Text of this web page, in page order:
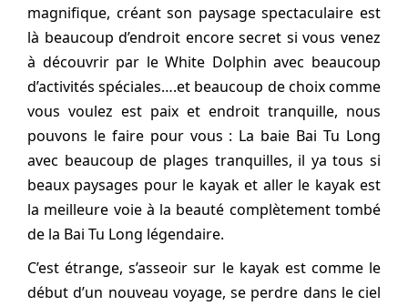
magnifique, créant son paysage spectaculaire est
là beaucoup d’endroit encore secret si vous venez
à découvrir par le White Dolphin avec beaucoup
d’activités spéciales….et beaucoup de choix comme
vous voulez est paix et endroit tranquille, nous
pouvons le faire pour vous : La baie Bai Tu Long
avec beaucoup de plages tranquilles, il ya tous si
beaux paysages pour le kayak et aller le kayak est
la meilleure voie à la beauté complètement tombé
de la Bai Tu Long légendaire.
C’est étrange, s’asseoir sur le kayak est comme le
début d’un nouveau voyage, se perdre dans le ciel